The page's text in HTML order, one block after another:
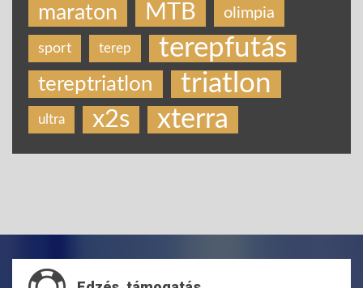
maraton MTB olimpia
sport terep terepfutás
tereptriatlon triatlon
ultra x2s xterra